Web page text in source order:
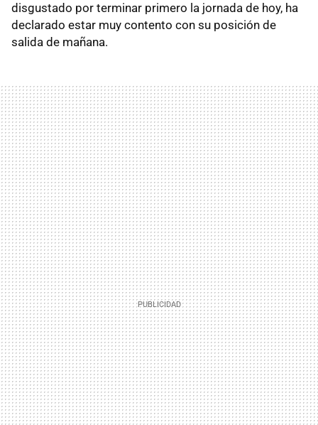
disgustado por terminar primero la jornada de hoy, ha
declarado estar muy contento con su posición de
salida de mañana.